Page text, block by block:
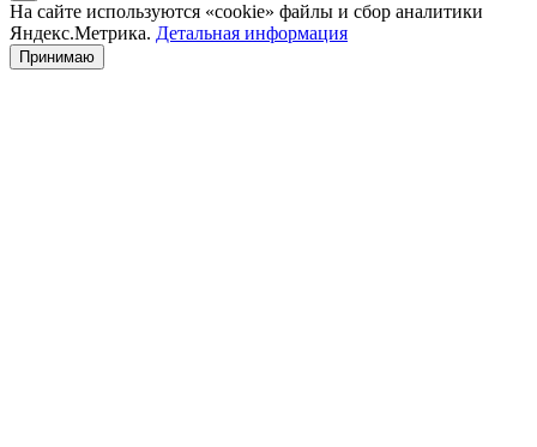
На сайте используются «cookie» файлы и сбор аналитики
Яндекс.Метрика. Детальная информация
Принимаю